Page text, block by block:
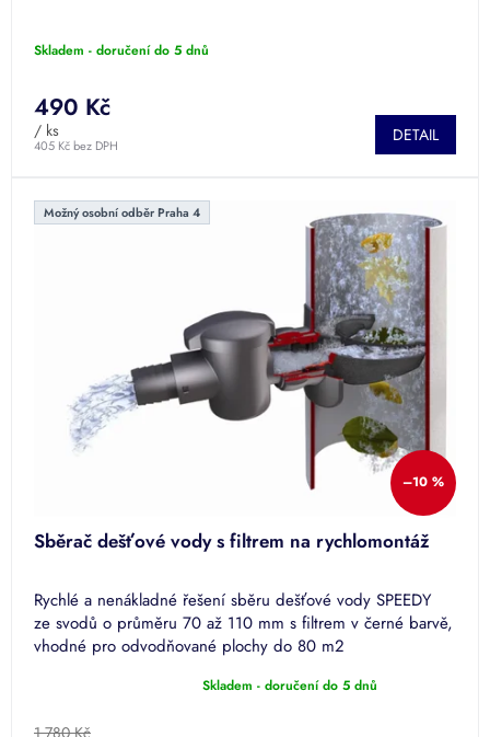
Skladem - doručení do 5 dnů
405 Kč bez DPH
490 Kč
/ ks DETAIL
Možný osobní odběr Praha 4
–10 %
Sběrač dešťové vody s filtrem na rychlomontáž
Rychlé a nenákladné řešení sběru dešťové vody SPEEDY
ze svodů o průměru 70 až 110 mm s filtrem v černé barvě,
vhodné pro odvodňované plochy do 80 m2
produktu
Skladem - doručení do 5 dnů